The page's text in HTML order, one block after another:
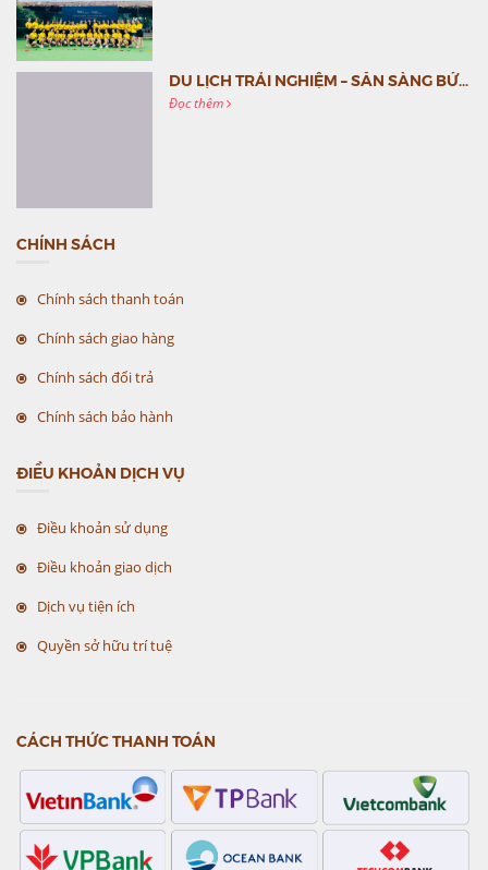
DU LỊCH TRẢI NGHIỆM – SẴN SÀNG BỨT PHÁ CÙNG MC VIỆT NAM
Đọc thêm
CHÍNH SÁCH
Chính sách thanh toán
Chính sách giao hàng
Chính sách đổi trả
Chính sách bảo hành
ĐIỀU KHOẢN DỊCH VỤ
Điều khoản sử dụng
Điều khoản giao dịch
Dịch vụ tiện ích
Quyền sở hữu trí tuệ
CÁCH THỨC THANH TOÁN